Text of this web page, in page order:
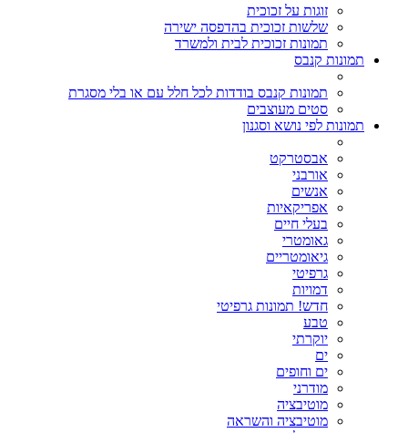
זוגות על זכוכית
שלשות זכוכית בהדפסה ישירה
תמונות זכוכית לבית ולמשרד
תמונות קנבס
תמונות קנבס בודדות לכל חלל עם או בלי מסגרת
סטים מעוצבים
תמונות לפי נושא וסגנון
אבסטרקט
אורבני
אנשים
אפריקאיות
בעלי חיים
גאומטרי
גיאומטריים
גרפיטי
דמויות
חדש! תמונות גרפיטי
טבע
יוקרתי
ים
ים וחופים
מודרני
מוטיבציה
מוטיבציה והשראה